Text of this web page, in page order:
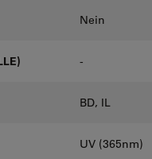
Nein
-
BD, IL
UV (365nm)